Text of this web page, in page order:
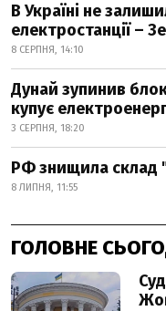
В Україні не
електростанції –
8 СЕРПНЯ, 14:10
Дунай зупинив
купує
3 СЕРПНЯ, 18:20
РФ знищила склад
8 ЛИПНЯ, 11:55
ГОЛОВНЕ